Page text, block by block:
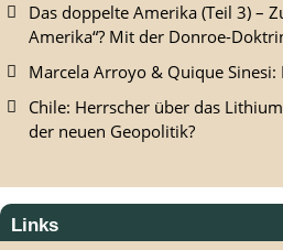
Das doppelte Amerika (Teil 3) –
Amerika“? Mit der Donroe-
Marcela Arroyo & Quique Sinesi:
Chile: Herrscher über das
der neuen Geopolitik?
Links